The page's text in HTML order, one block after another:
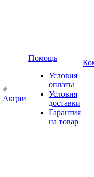
Акции
Помощь
Условия
оплаты
Условия
доставки
Гарантия
на товар